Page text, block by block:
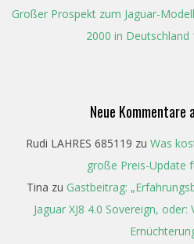
Großer Prospekt zum Jaguar-
2000 in Deutschland
Neue Kommentare
Rudi LAHRES 685119 zu Was
große Preis-Update
Tina zu Gastbeitrag:
Jaguar XJ8 4.0 Sovereign,